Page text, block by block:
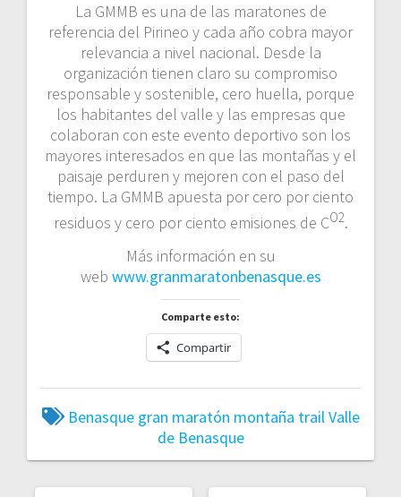
La GMMB es una de las maratones de
referencia del Pirineo y cada año cobra mayor
relevancia a nivel nacional. Desde la
organización tienen claro su compromiso
responsable y sostenible, cero huella, porque
los habitantes del valle y las empresas que
colaboran con este evento deportivo son los
mayores interesados en que las montañas y el
paisaje perduren y mejoren con el paso del
tiempo. La GMMB apuesta por cero por ciento
residuos y cero por ciento emisiones de CO2.
Más información en su
web www.granmaratonbenasque.es
Comparte esto:
Compartir
Benasque gran maratón montaña trailValle
de Benasque